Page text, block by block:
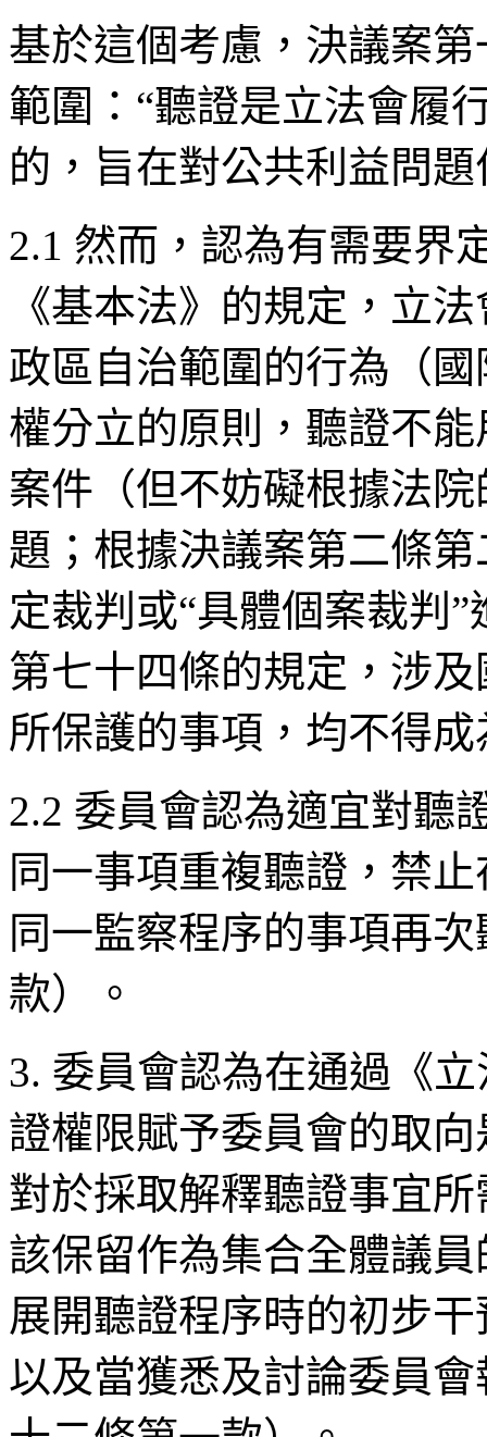
基於這個考慮，決議案
範圍：“聽證是立法會履
的，旨在對公共利益問題
2.1 然而，認為有需要界
《基本法》的規定，立
政區自治範圍的行為（
權分立的原則，聽證不
案件（但不妨礙根據法
題；根據決議案第二條
定裁判或“具體個案裁判
第七十四條的規定，涉
所保護的事項，均不得
2.2 委員會認為適宜對聽
同一事項重複聽證，禁
同一監察程序的事項再
款）。
3. 委員會認為在通過《
證權限賦予委員會的取
對於採取解釋聽證事宜
該保留作為集合全體議
展開聽證程序時的初步
以及當獲悉及討論委員